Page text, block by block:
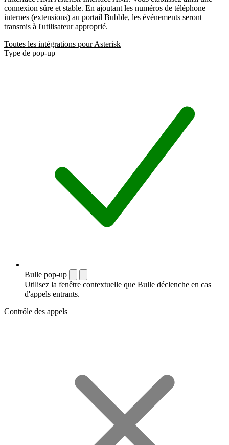
connexion sûre et stable. En ajoutant les numéros de téléphone
internes (extensions) au portail Bubble, les événements seront
transmis à l'utilisateur approprié.
Toutes les intégrations pour Asterisk
Type de pop-up
Bulle pop-up
Utilisez la fenêtre contextuelle que Bulle déclenche en cas
d'appels entrants.
Contrôle des appels